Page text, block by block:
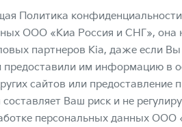
Политика
ООО «Киа Россия и СНГ», она
партнеров Kia, даже если
предоставили им информацию в
сайтов или
Ваш риск и не
персональных данных ООО